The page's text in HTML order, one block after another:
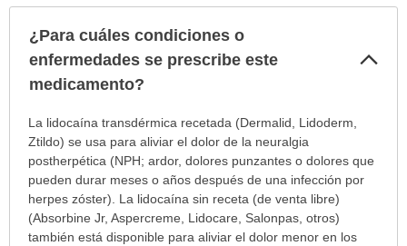
¿Para cuáles condiciones o
enfermedades se prescribe este
medicamento?
¿Para
cuáles
condiciones
enfermedades
prescribe
La lidocaína transdérmica recetada (Dermalid, Lidoderm,
Ztildo) se usa para aliviar el dolor de la neuralgia
postherpética (NPH; ardor, dolores punzantes o dolores que
pueden durar meses o años después de una infección por
herpes zóster). La lidocaína sin receta (de venta libre)
(Absorbine Jr, Aspercreme, Lidocare, Salonpas, otros)
también está disponible para aliviar el dolor menor en los